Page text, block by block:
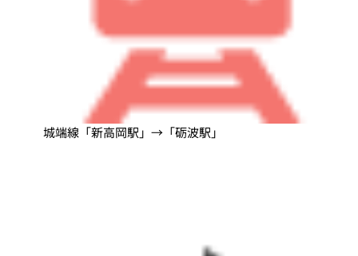
城端線「新高岡駅」→「砺波駅」